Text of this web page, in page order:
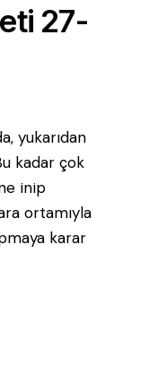
27-
yukarıdan
kadar çok
inip
ortamıyla
karar